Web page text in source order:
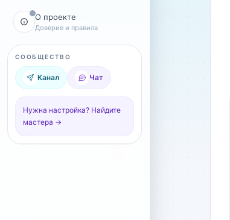
О проекте
Доверие и правила
СООБЩЕСТВО
Канал Чат
Нужна настройка? Найдите
мастера →